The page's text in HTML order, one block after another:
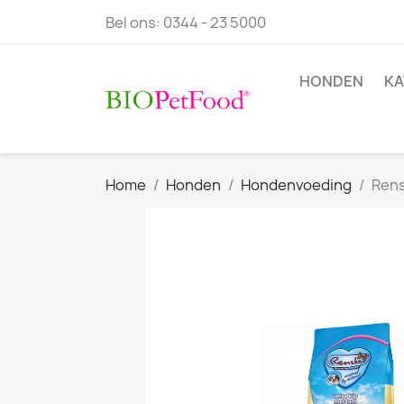
Bel ons: 0344 - 23 5000
HONDEN
Home Honden Hondenvoeding